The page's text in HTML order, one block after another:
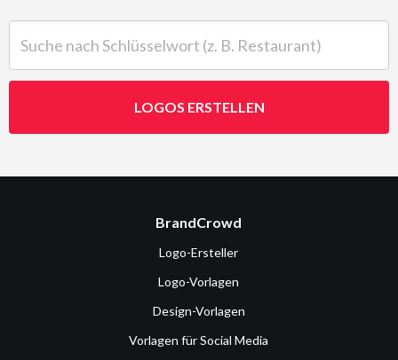
LOGOS ERSTELLEN
BrandCrowd
Logo-Ersteller
Logo-Vorlagen
Design-Vorlagen
Vorlagen für Social Media